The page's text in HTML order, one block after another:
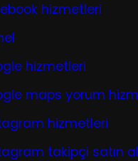
hizmetleri
hizmetleri
maps yorum
hizmetleri
takipçi satın al